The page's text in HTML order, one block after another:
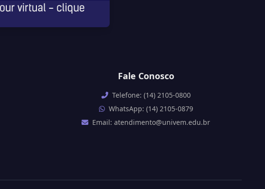
Fale Conosco
Telefone: (14) 2105-0800
WhatsApp: (14) 2105-0879
Email: atendimento@univem.edu.br